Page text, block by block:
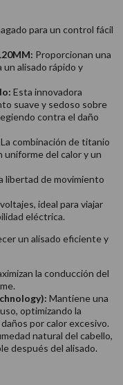
para un control fácil
Proporcionan una
un alisado rápido y
Esta innovadora
suave y sedoso sobre
contra el daño
La combinación de titanio
uniforme del calor y un
libertad de movimiento
ideal para viajar
eléctrica.
un alisado eficiente y
la conducción del
Mantiene una
optimizando la
por calor excesivo.
natural del cabello,
después del alisado.